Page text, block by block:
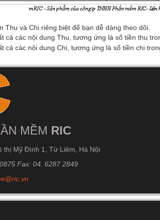
Thu và Chi riêng biệt để bạn dễ dàng theo dõi.
cả các nội dung Thu, tương ứng là số tiền thu
cả các nội dung Chi, tương ứng là số tiền chi
MỀM RIC
thị Mỹ Đình 1, Từ Liêm, Hà Nội
Fax: 04. 6287 2849